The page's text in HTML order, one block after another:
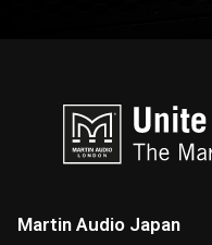
Martin Audio Japan